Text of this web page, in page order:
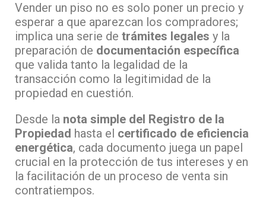
Vender un piso no es solo poner un precio y
esperar a que aparezcan los compradores;
implica una serie de trámites legales y la
preparación de documentación específica
que valida tanto la legalidad de la
transacción como la legitimidad de la
propiedad en cuestión.
Desde la nota simple del Registro de la
Propiedad hasta el certificado de eficiencia
energética, cada documento juega un papel
crucial en la protección de tus intereses y en
la facilitación de un proceso de venta sin
contratiempos.